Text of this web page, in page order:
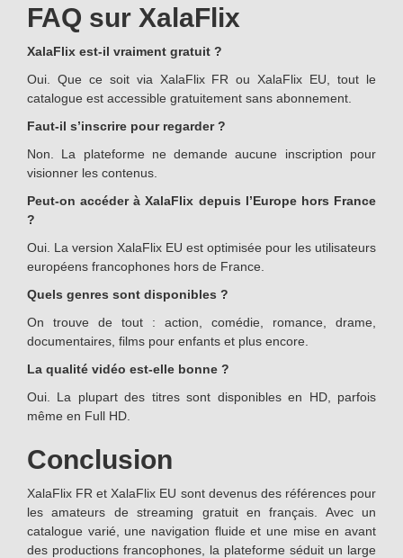
FAQ sur XalaFlix
XalaFlix est-il vraiment gratuit ?
Oui. Que ce soit via XalaFlix FR ou XalaFlix EU, tout le
catalogue est accessible gratuitement sans abonnement.
Faut-il s’inscrire pour regarder ?
Non. La plateforme ne demande aucune inscription pour
visionner les contenus.
Peut-on accéder à XalaFlix depuis l’Europe hors France
?
Oui. La version XalaFlix EU est optimisée pour les utilisateurs
européens francophones hors de France.
Quels genres sont disponibles ?
On trouve de tout : action, comédie, romance, drame,
documentaires, films pour enfants et plus encore.
La qualité vidéo est-elle bonne ?
Oui. La plupart des titres sont disponibles en HD, parfois
même en Full HD.
Conclusion
XalaFlix FR et XalaFlix EU sont devenus des références pour
les amateurs de streaming gratuit en français. Avec un
catalogue varié, une navigation fluide et une mise en avant
des productions francophones, la plateforme séduit un large